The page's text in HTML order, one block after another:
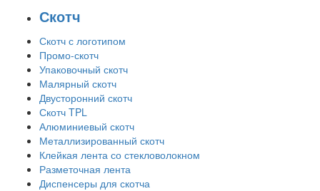
Скотч
Скотч с логотипом
Промо-скотч
Упаковочный скотч
Малярный скотч
Двусторонний скотч
Скотч TPL
Алюминиевый скотч
Металлизированный скотч
Клейкая лента со стекловолокном
Разметочная лента
Диспенсеры для скотча